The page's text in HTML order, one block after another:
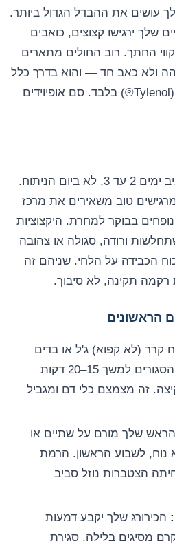
עושים את ההבדל הגדול ביותר.
שלך ירגישו קצוצים, כואבים
החתך. רוב החולים מתארים
ולא כאב חד — והוא בדרך כלל
שולט היטב עם אצטמינופן (Tylenol®) בלבד. סם אופיוידים
הנפיחות מגיעה לשיאה סביב ימים 2 עד 3, לא ביום הניתוח.
טוב משאירים את מרכז
בבוקר למחרת. היקצוציות
ורודה, סגולה או צהובה
הכבידה על הלחי. שניהם זה
רקמה תקינה, לא סיבוך.
הראשונים
קרר (לא קפוא) ג'ל או בדים
נקיים על העיפעפיים הסגורים למשך 15–20 דקות
זה מצמצם כלי דם ומגביל
שלך מורם על שתיים או
נוח, לשבוע הראשון. הרמת
הצטברות נוזל סביב
הכירורג שלך יקבע דמעות
מסיגים בלילה. סגירת